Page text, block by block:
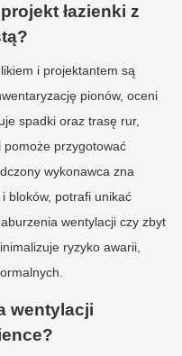
łazienki z
i projektantem są
pionów, oceni
spadki oraz trasę rur,
przygotować
wykonawca zna
bloków, potrafi unikać
wentylacji czy zbyt
ryzyko awarii,
wentylacji